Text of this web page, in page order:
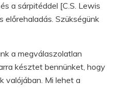
a sárpitéddel [C.S. Lewis
előrehaladás. Szükségünk
a megválaszolatlan
késztet bennünket, hogy
valójában. Mi lehet a